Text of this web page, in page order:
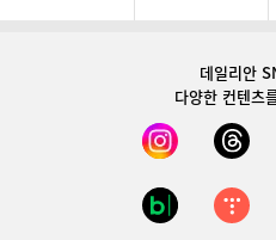
데일리안
다양한 컨텐츠